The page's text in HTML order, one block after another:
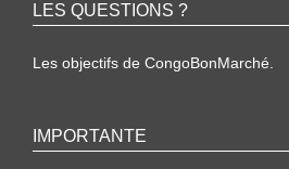
LES QUESTIONS ?
Les objectifs de CongoBonMarché.
IMPORTANTE